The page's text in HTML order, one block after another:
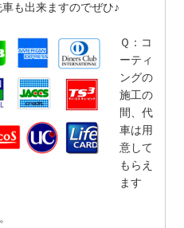
も出来ますのでぜひ♪
Ｑ：コ
ーティ
ングの
施工の
間、代
車は用
意して
もらえ
ます